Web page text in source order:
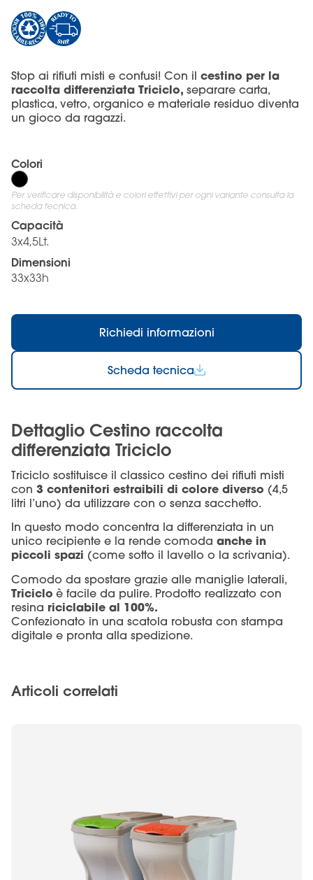
Stop ai rifiuti misti e confusi! Con il cestino per la
raccolta differenziata Triciclo, separare carta,
plastica, vetro, organico e materiale residuo diventa
un gioco da ragazzi.
Colori
Per verificare disponibilità e colori effettivi per ogni variante consulta la
scheda tecnica.
Capacità
3x4,5Lt.
Dimensioni
33x33h
Richiedi informazioni
Scheda tecnica
Dettaglio Cestino raccolta
differenziata Triciclo
Triciclo sostituisce il classico cestino dei rifiuti misti
con 3 contenitori estraibili di colore diverso (4,5
litri l’uno) da utilizzare con o senza sacchetto.
In questo modo concentra la differenziata in un
unico recipiente e la rende comoda anche in
piccoli spazi (come sotto il lavello o la scrivania).
Comodo da spostare grazie alle maniglie laterali,
Triciclo è facile da pulire. Prodotto realizzato con
resina riciclabile al 100%.
Confezionato in una scatola robusta con stampa
digitale e pronta alla spedizione.
Articoli correlati